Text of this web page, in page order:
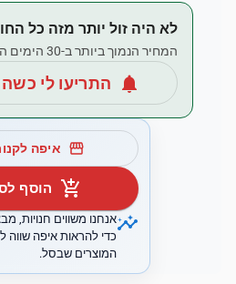
לא היה זול יותר מזה כל
המחיר הנמוך ביותר ב-30 הימים האחרונים היה ‏9.90 ‏₪.
notifications התריעו לי
storefront איפה
add_shopping_cart הוסף
insightsאנחנו משווים חנויות,
כדי להראות איפה שווה
המוצרים שבסל.